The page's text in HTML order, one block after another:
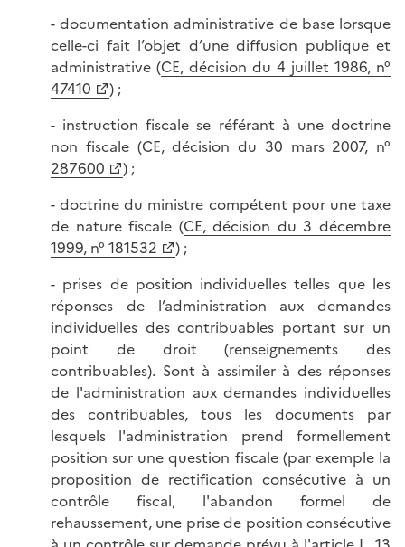
- documentation administrative de base lorsque
celle-ci fait l’objet d’une diffusion publique et
administrative (CE, décision du 4 juillet 1986, n°
47410
) ;
- instruction fiscale se référant à une doctrine
non fiscale (CE, décision du 30 mars 2007, n°
287600
) ;
- doctrine du ministre compétent pour une taxe
de nature fiscale (CE, décision du 3 décembre
1999, n° 181532
) ;
- prises de position individuelles telles que les
réponses de l’administration aux demandes
individuelles des contribuables portant sur un
point de droit (renseignements des
contribuables). Sont à assimiler à des réponses
de l'administration aux demandes individuelles
des contribuables, tous les documents par
lesquels l'administration prend formellement
position sur une question fiscale (par exemple la
proposition de rectification consécutive à un
contrôle fiscal, l'abandon formel de
rehaussement, une prise de position consécutive